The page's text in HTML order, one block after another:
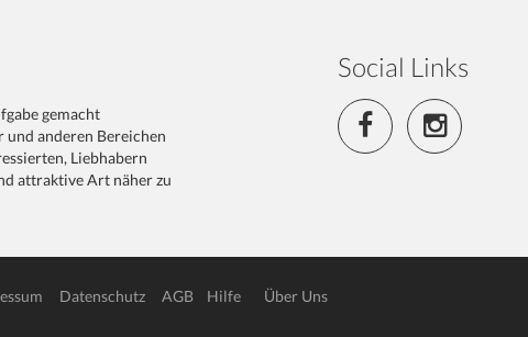
gemacht
und anderen Bereichen
Liebhabern
attraktive Art näher zu
Social Links
Datenschutz AGB Hilfe Über Uns